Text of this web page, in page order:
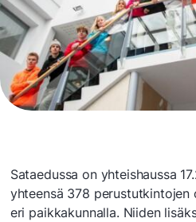
Sataedussa on yhteishaussa
yhteensä 378 perustutkintojen
eri paikkakunnalla. Niiden